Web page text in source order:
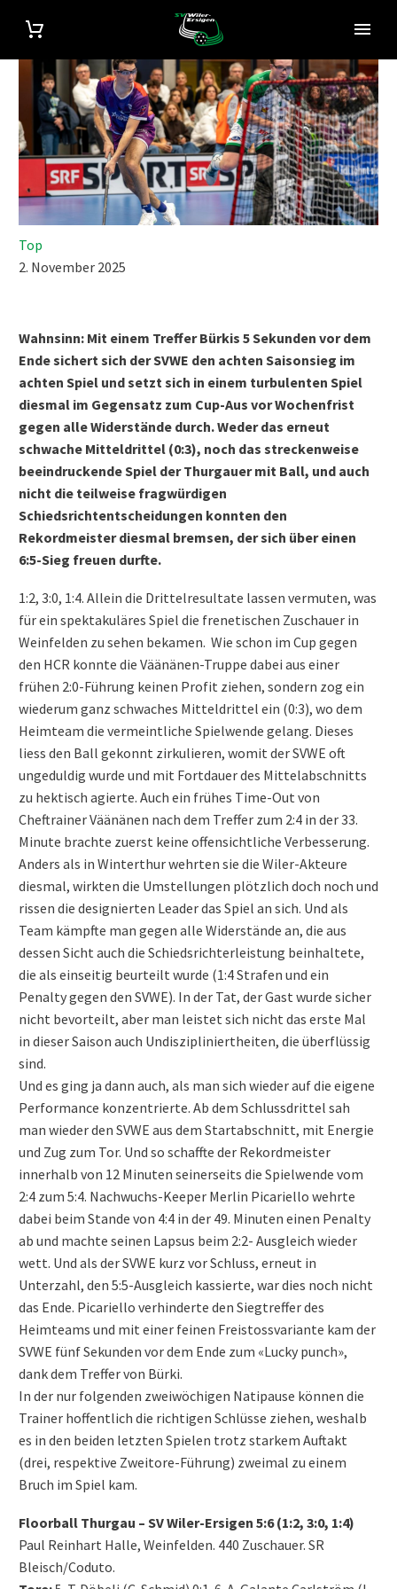
Top
2. November 2025
Wahnsinn: Mit einem Treffer Bürkis 5 Sekunden vor dem
Ende sichert sich der SVWE den achten Saisonsieg im
achten Spiel und setzt sich in einem turbulenten Spiel
diesmal im Gegensatz zum Cup-Aus vor Wochenfrist
gegen alle Widerstände durch. Weder das erneut
schwache Mitteldrittel (0:3), noch das streckenweise
beeindruckende Spiel der Thurgauer mit Ball, und auch
nicht die teilweise fragwürdigen
Schiedsrichtentscheidungen konnten den
Rekordmeister diesmal bremsen, der sich über einen
6:5-Sieg freuen durfte.
1:2, 3:0, 1:4. Allein die Drittelresultate lassen vermuten, was
für ein spektakuläres Spiel die frenetischen Zuschauer in
Weinfelden zu sehen bekamen. Wie schon im Cup gegen
den HCR konnte die Väänänen-Truppe dabei aus einer
frühen 2:0-Führung keinen Profit ziehen, sondern zog ein
wiederum ganz schwaches Mitteldrittel ein (0:3), wo dem
Heimteam die vermeintliche Spielwende gelang. Dieses
liess den Ball gekonnt zirkulieren, womit der SVWE oft
ungeduldig wurde und mit Fortdauer des Mittelabschnitts
zu hektisch agierte. Auch ein frühes Time-Out von
Cheftrainer Väänänen nach dem Treffer zum 2:4 in der 33.
Minute brachte zuerst keine offensichtliche Verbesserung.
Anders als in Winterthur wehrten sie die Wiler-Akteure
diesmal, wirkten die Umstellungen plötzlich doch noch und
rissen die designierten Leader das Spiel an sich. Und als
Team kämpfte man gegen alle Widerstände an, die aus
dessen Sicht auch die Schiedsrichterleistung beinhaltete,
die als einseitig beurteilt wurde (1:4 Strafen und ein
Penalty gegen den SVWE). In der Tat, der Gast wurde sicher
nicht bevorteilt, aber man leistet sich nicht das erste Mal
in dieser Saison auch Undiszipliniertheiten, die überflüssig
sind.
Und es ging ja dann auch, als man sich wieder auf die eigene
Performance konzentrierte. Ab dem Schlussdrittel sah
man wieder den SVWE aus dem Startabschnitt, mit Energie
und Zug zum Tor. Und so schaffte der Rekordmeister
innerhalb von 12 Minuten seinerseits die Spielwende vom
2:4 zum 5:4. Nachwuchs-Keeper Merlin Picariello wehrte
dabei beim Stande von 4:4 in der 49. Minuten einen Penalty
ab und machte seinen Lapsus beim 2:2- Ausgleich wieder
wett. Und als der SVWE kurz vor Schluss, erneut in
Unterzahl, den 5:5-Ausgleich kassierte, war dies noch nicht
das Ende. Picariello verhinderte den Siegtreffer des
Heimteams und mit einer feinen Freistossvariante kam der
SVWE fünf Sekunden vor dem Ende zum «Lucky punch»,
dank dem Treffer von Bürki.
In der nur folgenden zweiwöchigen Natipause können die
Trainer hoffentlich die richtigen Schlüsse ziehen, weshalb
es in den beiden letzten Spielen trotz starkem Auftakt
(drei, respektive Zweitore-Führung) zweimal zu einem
Bruch im Spiel kam.
Floorball Thurgau – SV Wiler-Ersigen 5:6 (1:2, 3:0, 1:4)
Paul Reinhart Halle, Weinfelden. 440 Zuschauer. SR
Bleisch/Coduto.